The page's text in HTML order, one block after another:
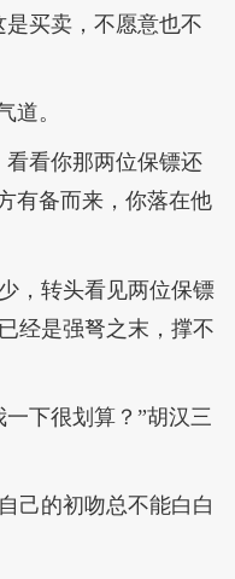
买卖，不愿意也不
道。
看看你那两位保镖还
有备而来，你落在他
，转头看见两位保镖
经是强弩之末，撑不
下很划算？”胡汉三
己的初吻总不能白白